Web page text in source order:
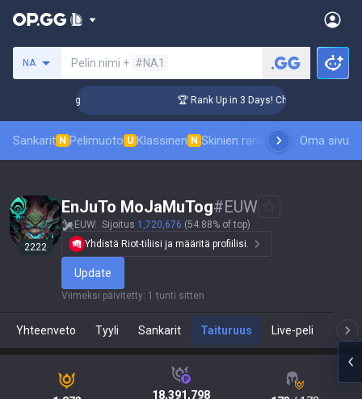
NA Pelin nimi + #NA1
🏆 Rank Up in 3 Days! Challenger Coaching
Sankarit N Pelimuoto U Klassinen N Skinien rankingTulostaulukot
Oma sivu
2222
EnJuTo MoJaMuTog#EUW
EUW Sijoitus 1,720,676 (54.88% of top)
Yhdistä Riot-tiliisi ja määritä profiilisi.
Update
Viimeksi päivitetty: 1 tunti sitten
Yhteenveto Tyyli Sankarit Taituruus Live-peli
18,391,798